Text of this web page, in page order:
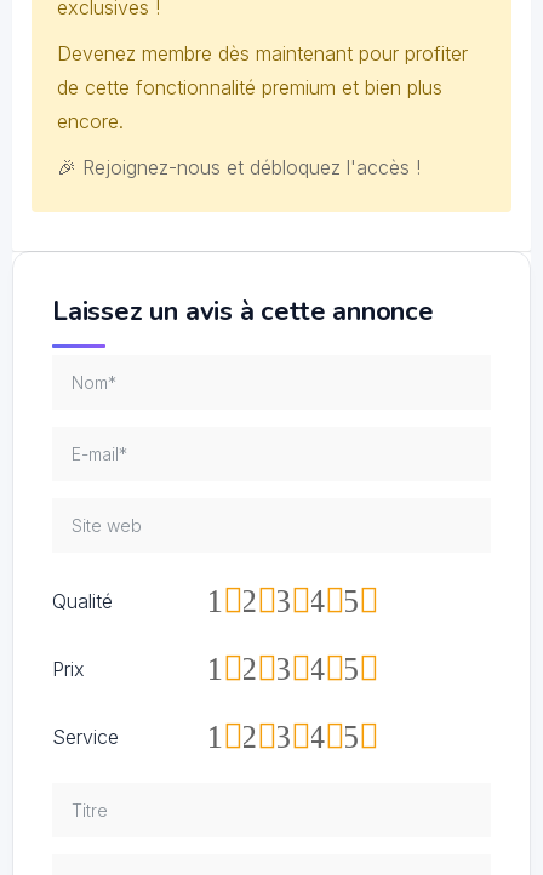
exclusives !
Devenez membre dès maintenant pour profiter
de cette fonctionnalité premium et bien plus
encore.
🎉 Rejoignez-nous et débloquez l'accès !
Laissez un avis à cette annonce
Qualité 5
4
3
2
1
Prix 5
4
3
2
1
Service 5
4
3
2
1